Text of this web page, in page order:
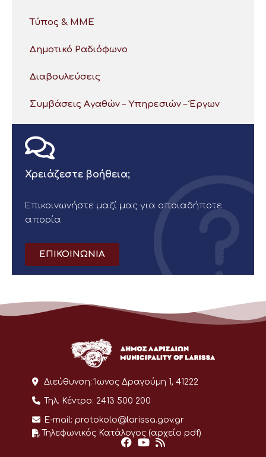
Τύπος & ΜΜΕ
Δημοτικό Ραδιόφωνο
Διαβουλεύσεις
Συμβάσεις Αγαθών – Υπηρεσιών – Έργων
Χρειάζεστε βοήθεια;
Επικοινωνήστε μαζί μας για οποιαδήποτε
απορία
ΕΠΙΚΟΙΝΩΝΙΑ
Διεύθυνση: Ίωνος Δραγούμη 1, 41222
Τηλ. Κέντρο: 2413 500 200
E-mail: protokolo@larissa.gov.gr
Τηλεφωνικός Κατάλογος (αρχείο pdf)